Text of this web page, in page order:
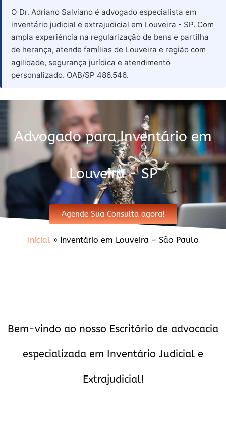
O Dr. Adriano Salviano é advogado especialista em
inventário judicial e extrajudicial em Louveira - SP. Com
ampla experiência na regularização de bens e partilha
de herança, atende famílias de Louveira e região com
agilidade, segurança jurídica e atendimento
personalizado. OAB/SP 486.546.
Advogado para Inventário em
Louveira - SP
Agende Sua Consulta agora!
Inicial» Inventário em Louveira – São Paulo
Bem-vindo ao nosso Escritório de advocacia
especializada em Inventário Judicial e
Extrajudicial!